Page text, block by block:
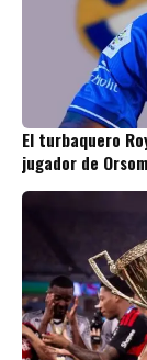
El turbaquero
jugador de